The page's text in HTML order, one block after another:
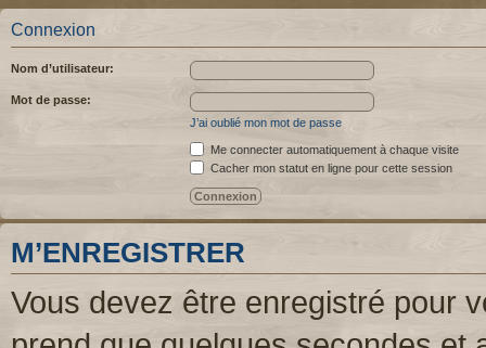
Connexion
Nom d’utilisateur:
Mot de passe:
J’ai oublié mon mot de passe
Me connecter automatiquement à chaque visite
Cacher mon statut en ligne pour cette session
M’ENREGISTRER
Vous devez être enregistré pour